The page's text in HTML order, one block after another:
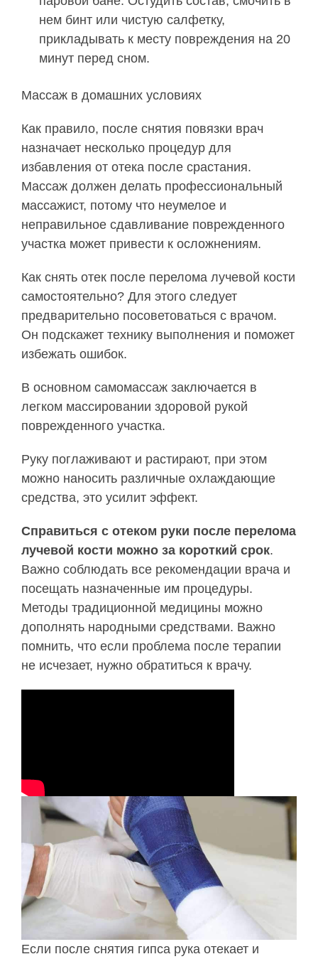
нем бинт или чистую салфетку,
прикладывать к месту повреждения на 20
минут перед сном.
Массаж в домашних условиях
Как правило, после снятия повязки врач
назначает несколько процедур для
избавления от отека после срастания.
Массаж должен делать профессиональный
массажист, потому что неумелое и
неправильное сдавливание поврежденного
участка может привести к осложнениям.
Как снять отек после перелома лучевой кости
самостоятельно? Для этого следует
предварительно посоветоваться с врачом.
Он подскажет технику выполнения и поможет
избежать ошибок.
В основном самомассаж заключается в
легком массировании здоровой рукой
поврежденного участка.
Руку поглаживают и растирают, при этом
можно наносить различные охлаждающие
средства, это усилит эффект.
Справиться с отеком руки после перелома
лучевой кости можно за короткий срок.
Важно соблюдать все рекомендации врача и
посещать назначенные им процедуры.
Методы традиционной медицины можно
дополнять народными средствами. Важно
помнить, что если проблема после терапии
не исчезает, нужно обратиться к врачу.
Если после снятия гипса рука отекает и